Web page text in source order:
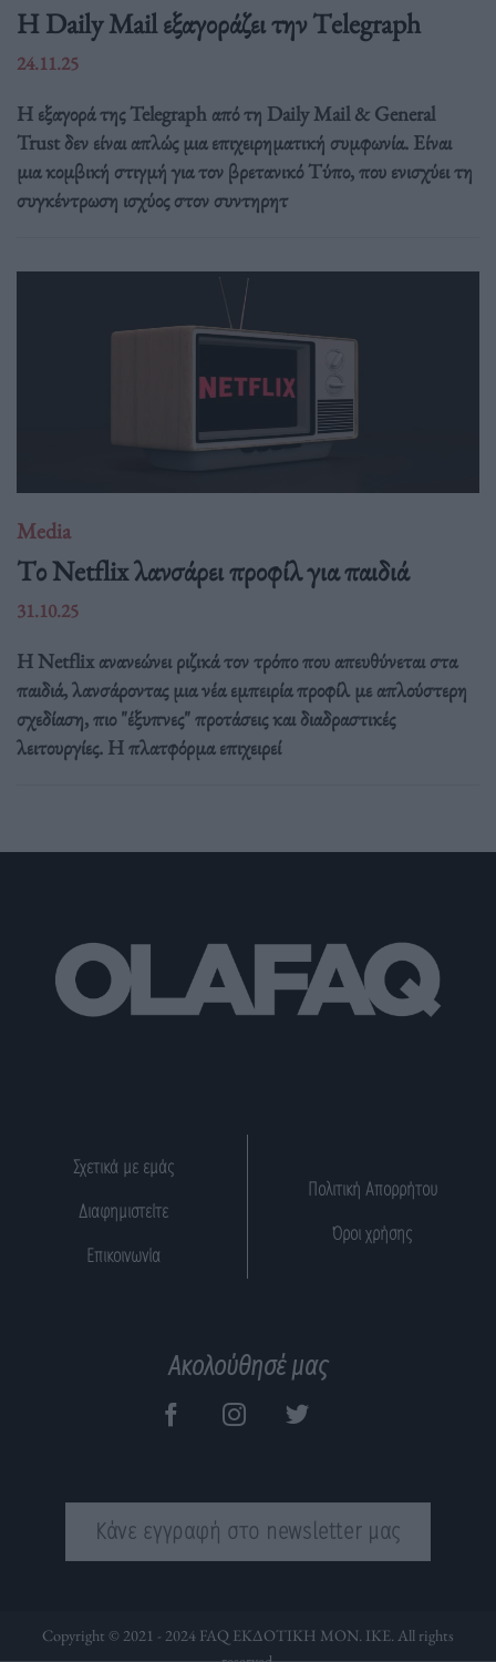
H Daily Mail εξαγοράζει την Τelegraph
24.11.25
Η εξαγορά της Telegraph από τη Daily Mail & General
Trust δεν είναι απλώς μια επιχειρηματική συμφωνία. Είναι
μια κομβική στιγμή για τον βρετανικό Τύπο, που ενισχύει τη
συγκέντρωση ισχύος στον συντηρητ
Media
Tο Netflix λανσάρει προφίλ για παιδιά
31.10.25
Η Netflix ανανεώνει ριζικά τον τρόπο που απευθύνεται στα
παιδιά, λανσάροντας μια νέα εμπειρία προφίλ με απλούστερη
σχεδίαση, πιο "έξυπνες" προτάσεις και διαδραστικές
λειτουργίες. Η πλατφόρμα επιχειρεί
Σχετικά με εμάς
Διαφημιστείτε
Επικοινωνία
Πολιτική Απορρήτου
Όροι χρήσης
Ακολούθησέ μας
Κάνε εγγραφή στο newsletter μας
Copyright © 2021 - 2024 FAQ ΕΚΔΟΤΙΚΗ ΜΟΝ. ΙΚΕ. All rights